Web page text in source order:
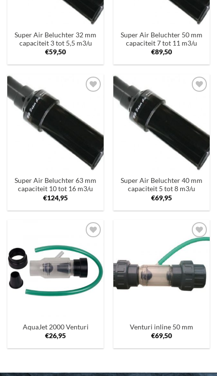
Super Air Beluchter 32 mm
capaciteit 3 tot 5,5 m3/u
€59,50
Super Air Beluchter 50 mm
capaciteit 7 tot 11 m3/u
€89,50
verlanglijst
Super Air Beluchter 63 mm
capaciteit 10 tot 16 m3/u
€124,95
verlanglijst
Super Air Beluchter 40 mm
capaciteit 5 tot 8 m3/u
€69,95
aan
verlanglijst
AquaJet 2000 Venturi
€26,95
Toevoegen
Venturi inline 50 mm
€69,50